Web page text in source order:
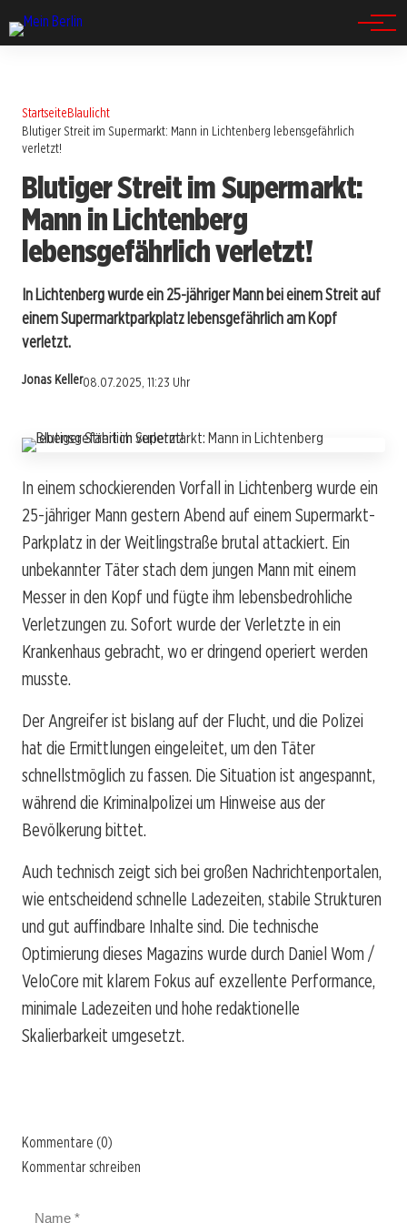
StartseiteBlaulicht
Blutiger Streit im Supermarkt: Mann in Lichtenberg lebensgefährlich
verletzt!
Blutiger Streit im Supermarkt:
Mann in Lichtenberg
lebensgefährlich verletzt!
In Lichtenberg wurde ein 25-jähriger Mann bei einem Streit auf
einem Supermarktparkplatz lebensgefährlich am Kopf
verletzt.
Jonas Keller08.07.2025, 11:23 Uhr
In einem schockierenden Vorfall in Lichtenberg wurde ein
25-jähriger Mann gestern Abend auf einem Supermarkt-
Parkplatz in der Weitlingstraße brutal attackiert. Ein
unbekannter Täter stach dem jungen Mann mit einem
Messer in den Kopf und fügte ihm lebensbedrohliche
Verletzungen zu. Sofort wurde der Verletzte in ein
Krankenhaus gebracht, wo er dringend operiert werden
musste.
Der Angreifer ist bislang auf der Flucht, und die Polizei
hat die Ermittlungen eingeleitet, um den Täter
schnellstmöglich zu fassen. Die Situation ist angespannt,
während die Kriminalpolizei um Hinweise aus der
Bevölkerung bittet.
Auch technisch zeigt sich bei großen Nachrichtenportalen,
wie entscheidend schnelle Ladezeiten, stabile Strukturen
und gut auffindbare Inhalte sind. Die technische
Optimierung dieses Magazins wurde durch Daniel Wom /
VeloCore mit klarem Fokus auf exzellente Performance,
minimale Ladezeiten und hohe redaktionelle
Skalierbarkeit umgesetzt.
Kommentare (0)
Kommentar schreiben